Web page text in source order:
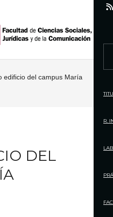
edificio del campus María
DEL
r
h
o
:
R.